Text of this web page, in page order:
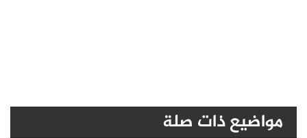
مواضيع ذات صلة